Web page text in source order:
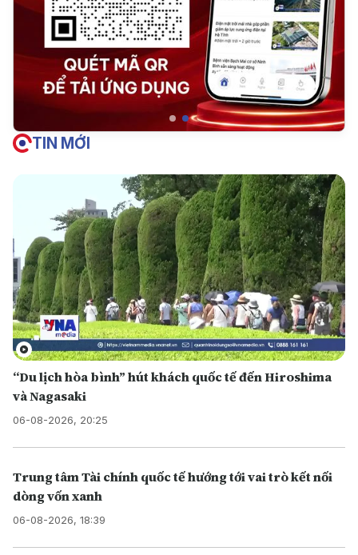
TIN MỚI
“Du lịch hòa bình” hút khách quốc tế đến Hiroshima
và Nagasaki
06-08-2026, 20:25
Trung tâm Tài chính quốc tế hướng tới vai trò kết nối
dòng vốn xanh
06-08-2026, 18:39